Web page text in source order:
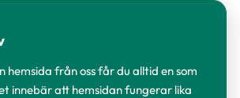
hemsida från oss får du alltid en som
innebär att hemsidan fungerar lika